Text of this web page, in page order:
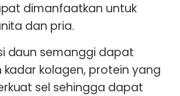
dimanfaatkan untuk
dan pria.
daun semanggi dapat
kadar kolagen, protein yang
sel sehingga dapat